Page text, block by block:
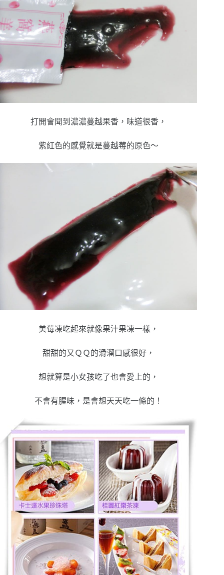
打開會聞到濃濃蔓越果香，味道很香，
紫紅色的感覺就是蔓越莓的原色～
美莓凍吃起來就像果汁果凍一樣，
甜甜的又ＱＱ的滑溜口感很好，
想就算是小女孩吃了也會愛上的，
不會有腥味，是會想天天吃一條的！